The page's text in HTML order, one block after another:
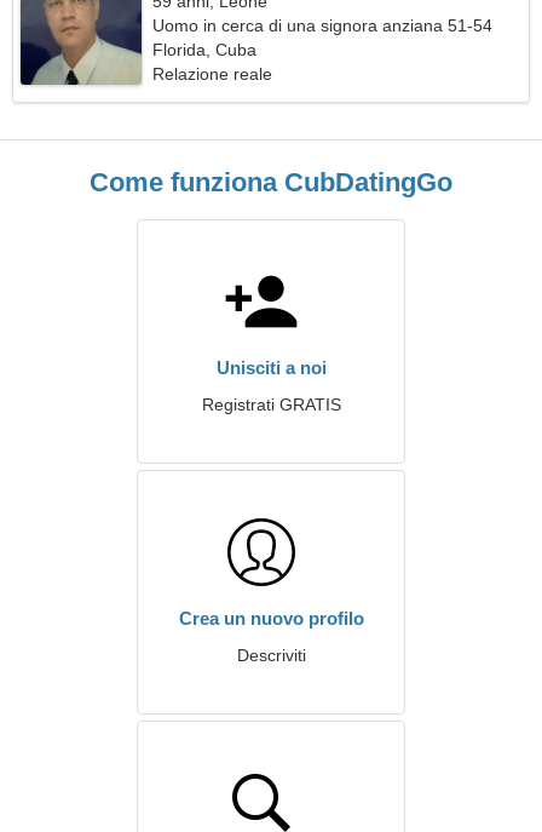
Uomo in cerca di una signora anziana 51-54
Florida, Cuba
Relazione reale
Come funziona CubDatingGo
Unisciti a noi
Registrati GRATIS
Crea un nuovo profilo
Descriviti